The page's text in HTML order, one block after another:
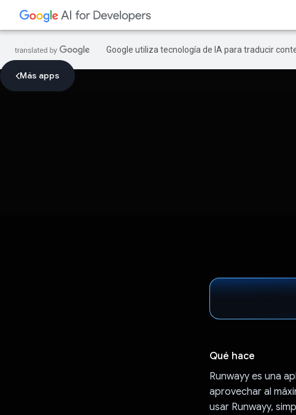
Google utiliza tecnología de IA para traducir
Más apps
Qué hace
Runwayy es una
aprovechar al
usar Runwayy,